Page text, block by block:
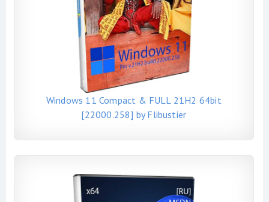
Windows 11 Compact & FULL 21H2 64bit
[22000.258] by Flibustier